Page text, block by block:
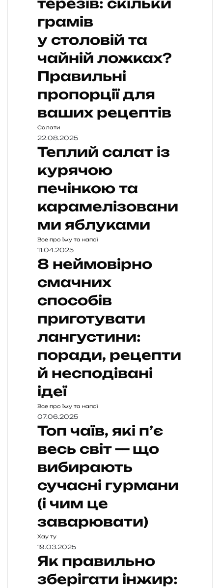
грамів
у столовій та
чайній ложках?
Правильні
пропорції для
ваших рецептів
Салати
22.08.2025
Теплий салат із
курячою
печінкою та
карамелізовани
ми яблуками
Все про їжу та напої
11.04.2025
8 неймовірно
смачних
способів
приготувати
лангустини:
поради, рецепти
й несподівані
ідеї
Все про їжу та напої
07.06.2025
Топ чаїв, які п’є
весь світ — що
вибирають
сучасні гурмани
(і чим це
заварювати)
Хау ту
19.03.2025
Як правильно
зберігати інжир: